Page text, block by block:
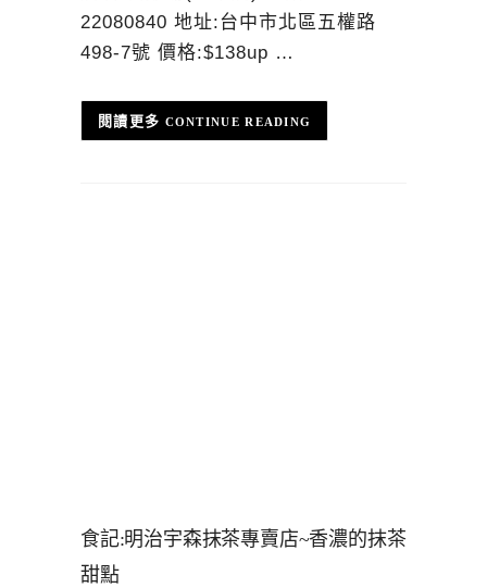
22080840 地址:台中市北區五權路
498-7號 價格:$138up …
CONTINUE READING
食記:明治宇森抹茶專賣店~香濃的抹茶
甜點